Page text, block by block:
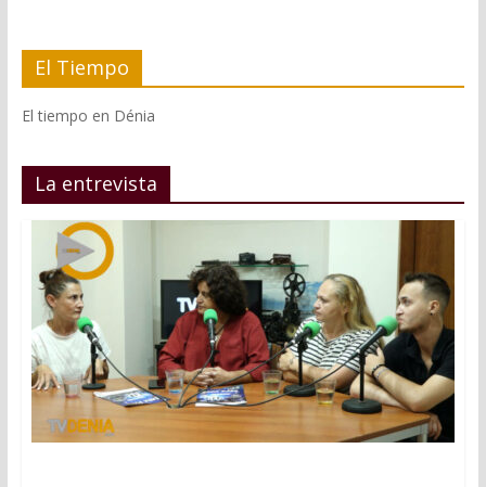
El Tiempo
El tiempo en Dénia
La entrevista